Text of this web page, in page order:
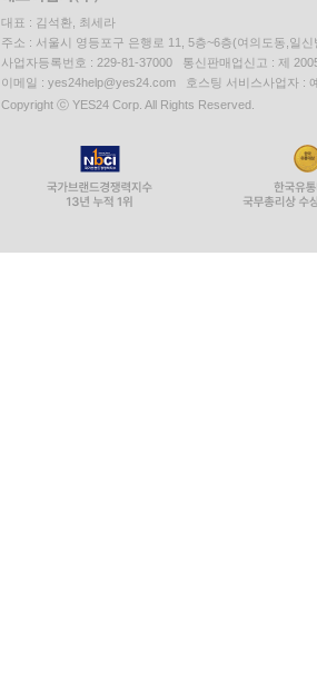
대표 : 김석환, 최세라
주소 : 서울시 영등포구 은행로 11, 5층~6층(여의도동,일신
사업자등록번호 : 229-81-37000 통신판매업신고 : 제
이메일 : yes24help@yes24.com 호스팅 서비스사업자 :
Copyright ⓒ YES24 Corp. All Rights Reserved.